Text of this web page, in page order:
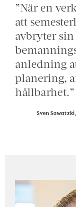
”När en
att
avbryter
anledning
planering,
hållbarhet.”
Sven